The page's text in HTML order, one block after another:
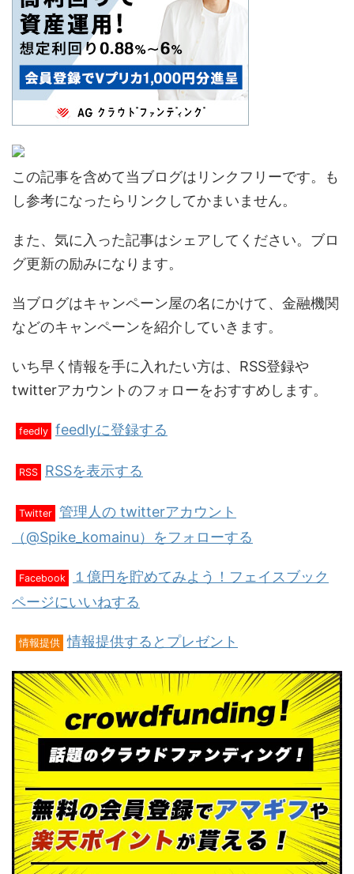
この記事を含めて当ブログはリンクフリーです。も
し参考になったらリンクしてかまいません。
また、気に入った記事はシェアしてください。ブロ
グ更新の励みになります。
当ブログはキャンペーン屋の名にかけて、金融機関
などのキャンペーンを紹介していきます。
いち早く情報を手に入れたい方は、RSS登録や
twitterアカウントのフォローをおすすめします。
feedly feedlyに登録する
RSS RSSを表示する
Twitter 管理人の twitterアカウント
（@Spike_komainu）をフォローする
Facebook
１億円を貯めてみよう！フェイスブック
ページにいいねする
情報提供 情報提供するとプレゼント